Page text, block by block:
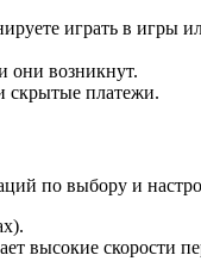
играть в игры
они возникнут.
скрытые платежи.
по выбору и
высокие скорости